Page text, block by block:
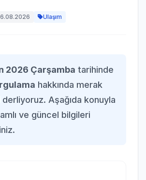
Ulaşım
2026 Çarşamba tarihinde
hakkında merak
Aşağıda konuyla
ve güncel bilgileri